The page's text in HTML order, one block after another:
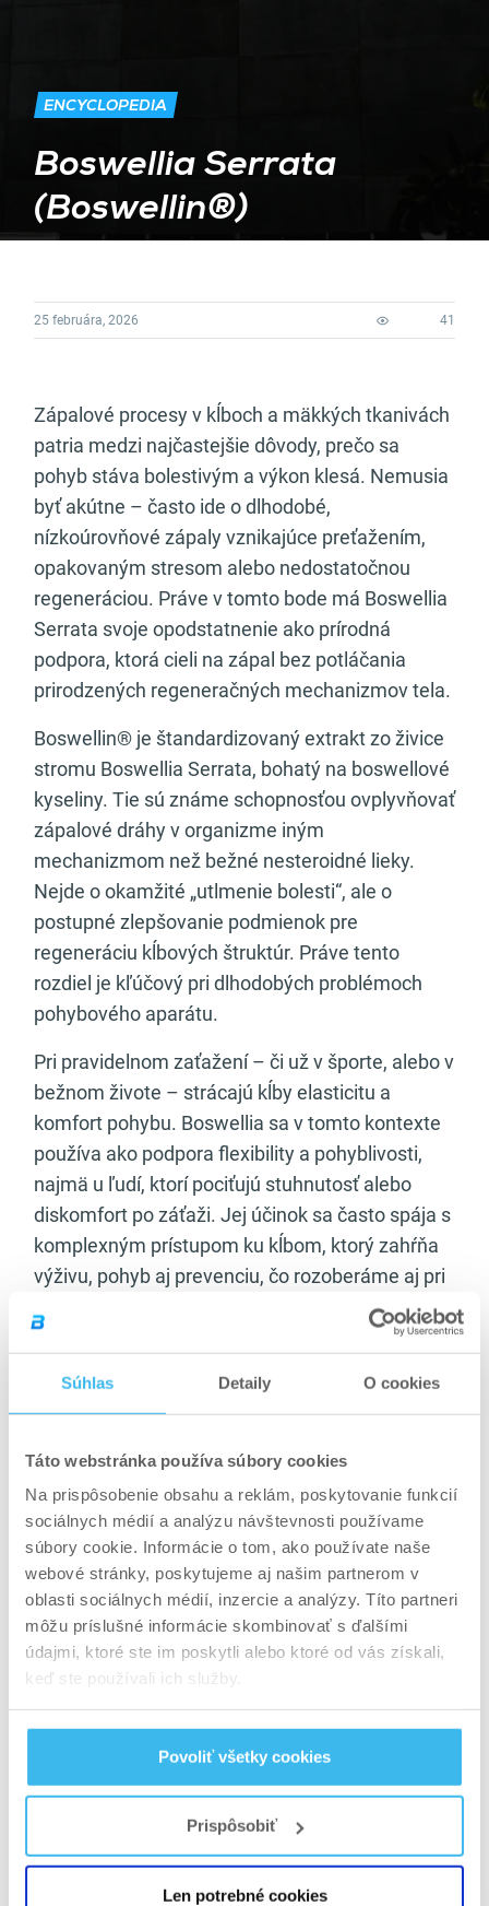
Súhlas Detaily O cookies
Táto webstránka používa súbory cookies
Na prispôsobenie obsahu a reklám, poskytovanie funkcií
sociálnych médií a analýzu návštevnosti používame
súbory cookie. Informácie o tom, ako používate naše
webové stránky, poskytujeme aj našim partnerom v
oblasti sociálnych médií, inzercie a analýzy. Títo partneri
môžu príslušné informácie skombinovať s ďalšími
údajmi, ktoré ste im poskytli alebo ktoré od vás získali,
keď ste používali ich služby.
Povoliť všetky cookies
Prispôsobiť
Len potrebné cookies
ENCYCLOPEDIA
Boswellia Serrata
(Boswellin®)
25 februára, 2026 41
Zápalové procesy v kĺboch a mäkkých tkanivách
patria medzi najčastejšie dôvody, prečo sa
pohyb stáva bolestivým a výkon klesá. Nemusia
byť akútne – často ide o dlhodobé,
nízkoúrovňové zápaly vznikajúce preťažením,
opakovaným stresom alebo nedostatočnou
regeneráciou. Práve v tomto bode má Boswellia
Serrata svoje opodstatnenie ako prírodná
podpora, ktorá cieli na zápal bez potláčania
prirodzených regeneračných mechanizmov tela.
Boswellin® je štandardizovaný extrakt zo živice
stromu Boswellia Serrata, bohatý na boswellové
kyseliny. Tie sú známe schopnosťou ovplyvňovať
zápalové dráhy v organizme iným
mechanizmom než bežné nesteroidné lieky.
Nejde o okamžité „utlmenie bolesti“, ale o
postupné zlepšovanie podmienok pre
regeneráciu kĺbových štruktúr. Práve tento
rozdiel je kľúčový pri dlhodobých problémoch
pohybového aparátu.
Pri pravidelnom zaťažení – či už v športe, alebo v
bežnom živote – strácajú kĺby elasticitu a
komfort pohybu. Boswellia sa v tomto kontexte
používa ako podpora flexibility a pohyblivosti,
najmä u ľudí, ktorí pociťujú stuhnutosť alebo
diskomfort po záťaži. Jej účinok sa často spája s
komplexným prístupom ku kĺbom, ktorý zahŕňa
výživu, pohyb aj prevenciu, čo rozoberáme aj pri
Regenerácia nie je len o
svaloch
Veľa pozornosti sa venuje regenerácii svalov, no
kĺby, šľachy a väzy majú úplne inú regeneračnú
dynamiku. Ak sa zanedbajú, bolesť sa postupne
vracia a tréning stagnuje. Boswellia Serrata
zapadá do stratégie, kde regeneráciu
nevnímame len ako oddych, ale ako aktívny
proces podpory tkanív – podobne ako pri
Boswellia Serrata nie je náhradou liečby pri
akútnych stavoch ani „zázračná tabletka“. Jej
sila spočíva v dlhodobom, systematickom
použití ako súčasti komplexnej starostlivosti o
pohybový aparát. Práve preto sa často